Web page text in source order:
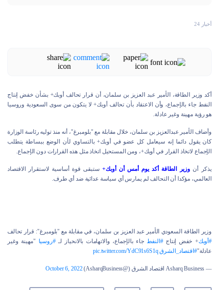
أخبار 24
أكد وزير الطاقة، الأمير عبد العزيز بن سلمان، أن قرار تحالف أوبك+ بشأن خفض إنتاج
النفط جاء بالإجماع، وأن الاعتقاد بأن تحالف أوبك+ لا يتكون من سوى السعودية وروسيا
هو رؤية مهينة وغير عادلة.
وأضاف الأمير عبدالعزيز بن سلمان، خلال مقابلة مع "بلومبرغ"، أنه منذ توليه رئاسة الوزارة
كان يقول دائما إنه سيعامل كل عضو في أوبك+ بالتساوي لأن الوضع ببساطة يتطلب
الإجماع لاتخاذ القرار في أوبك+، ومن المستحيل اتخاذ مثل هذه القرارات دون الإجماع.
يذكر أن وزير الطاقة أكد يوم أمس أن أوبك+ستبقى قوة أساسية لاستقرار الاقتصاد
العالمي، مؤكدا أن التحالف لم يمارس أي سياسة عدائية ضد أي طرف.
وزير الطاقة السعودي الأمير عبد العزيز بن سلمان، في مقابلة مع "بلومبرغ": قرار تحالف
#أوبك+ خفض إنتاج#النفطجاء بالإجماع، والاتهامات بالانحياز لـ#روسيا "مهينة وغير
عادلة"#اقتصاد_الشرق pic.twitter.com/YdC91s6S1q
— Asharq Business اقتصاد الشرق (@AsharqBusiness) October 6, 2022